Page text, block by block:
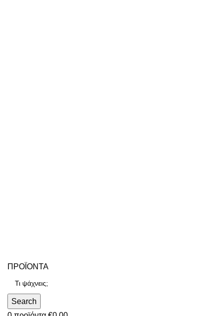
ΠΡΟΪΟΝΤΑ
Search